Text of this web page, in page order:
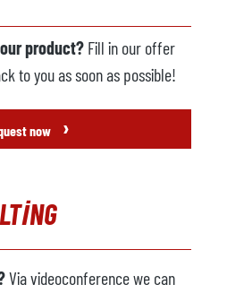
product? Fill in our offer
to you as soon as possible!
now ›
Via videoconference we can